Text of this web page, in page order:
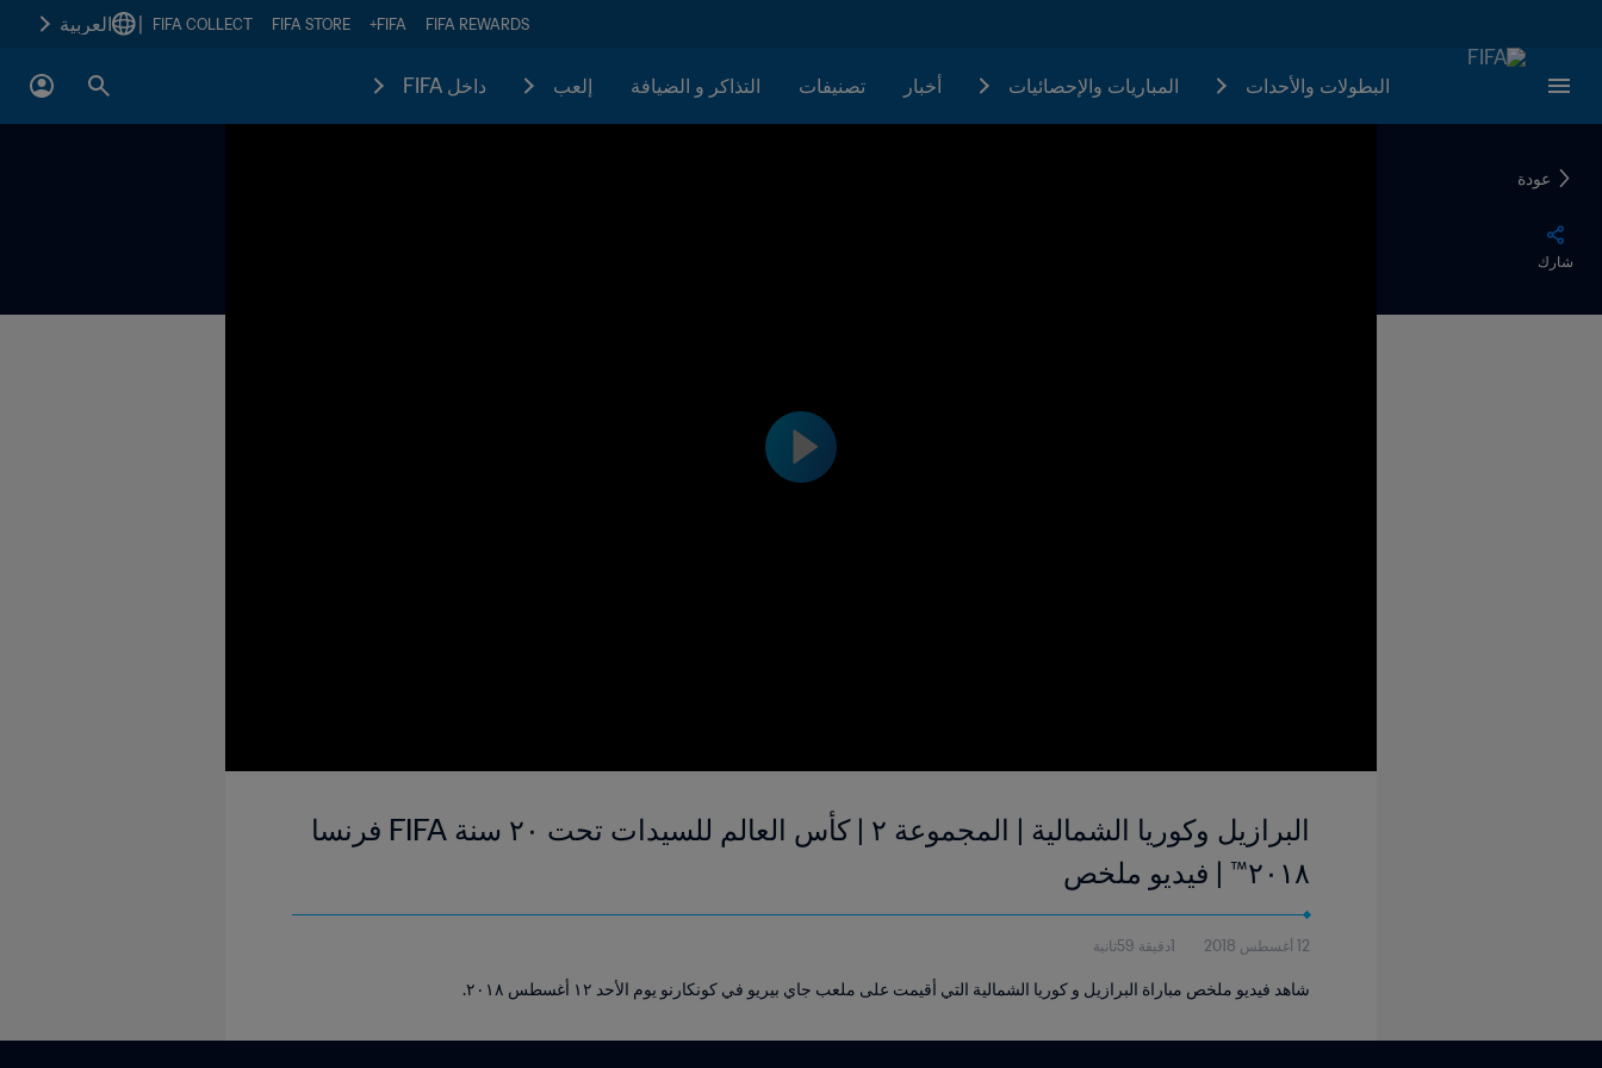
FIFA REWARDS
FIFA+
FIFA STORE
FIFA COLLECT العربية
البطولات والأحدات المباريات والإحصائيات أخبار تصنيفات التذاكر و الضيافة إلعب داخل FIFA
عودة
شارك
البرازيل وكوريا الشمالية | المجموعة ٢ | كأس العالم للسيدات تحت ٢٠ سنة FIFA فرنسا
٢٠١٨™ | فيديو ملخص
12 أغسطس 2018 1دقيقة 59ثانية
شاهد فيديو ملخص مباراة البرازيل و كوريا الشمالية التي أقيمت على ملعب جاي بيريو في كونكارنو يوم الأحد ١٢ أغسطس ٢٠١٨.